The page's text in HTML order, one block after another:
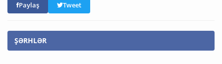
Paylaş Tweet
ŞƏRHLƏR